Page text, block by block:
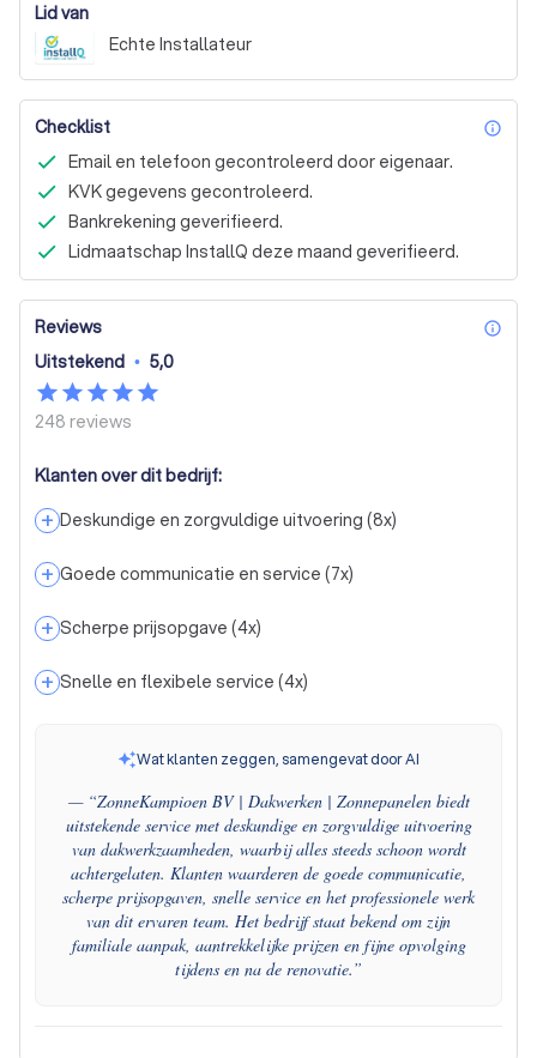
Lid van
Echte Installateur
Checklist
Email en telefoon gecontroleerd door eigenaar.
KVK gegevens gecontroleerd.
Bankrekening geverifieerd.
Lidmaatschap InstallQ deze maand geverifieerd.
Reviews
Uitstekend • 5,0
248 reviews
Klanten over dit bedrijf:
+ Deskundige en zorgvuldige uitvoering (8x)
+ Goede communicatie en service (7x)
+ Scherpe prijsopgave (4x)
+ Snelle en flexibele service (4x)
Wat klanten zeggen, samengevat door AI
— “ZonneKampioen BV | Dakwerken | Zonnepanelen biedt
uitstekende service met deskundige en zorgvuldige uitvoering
van dakwerkzaamheden, waarbij alles steeds schoon wordt
achtergelaten. Klanten waarderen de goede communicatie,
scherpe prijsopgaven, snelle service en het professionele werk
van dit ervaren team. Het bedrijf staat bekend om zijn
familiale aanpak, aantrekkelijke prijzen en fijne opvolging
tijdens en na de renovatie.”